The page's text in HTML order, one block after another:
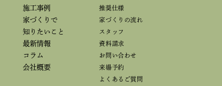
施工事例
家づくりで
知りたいこと
最新情報
コラム
会社概要
推奨仕様
家づくりの流れ
スタッフ
資料請求
お問い合わせ
来場予約
よくあるご質問